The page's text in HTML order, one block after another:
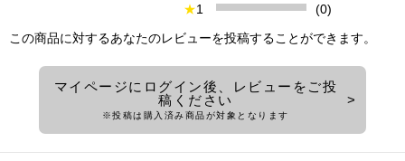
★1
(0)
この商品に対するあなたのレビューを投稿することができます。
マイページにログイン後、レビューをご投
稿ください
※投稿は購入済み商品が対象となります